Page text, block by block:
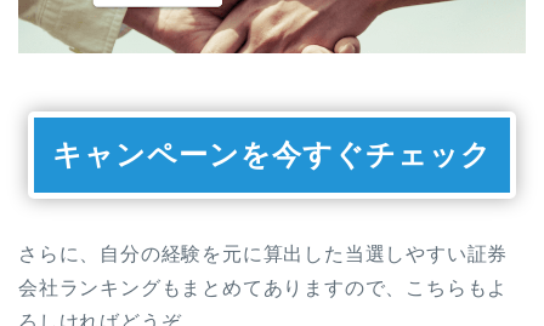
キャンペーンを今すぐチェック
さらに、自分の経験を元に算出した当選しやすい証券
会社ランキングもまとめてありますので、こちらもよ